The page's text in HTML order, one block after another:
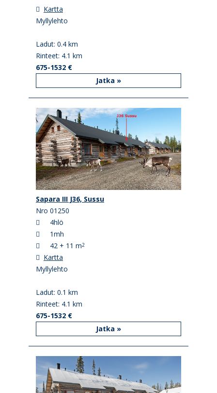
Kartta
Myllylehto
Ladut: 0.4 km
Rinteet: 4.1 km
675-1532 €
Jatka »
Sapara III J36, Sussu
Nro 01250
4hlö
1mh
42 + 11 m2
Kartta
Myllylehto
Ladut: 0.1 km
Rinteet: 4.1 km
675-1532 €
Jatka »